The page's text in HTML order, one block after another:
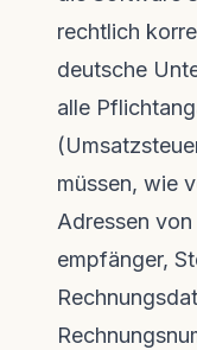
rechtlich
deutsche
alle
müssen, wie
Adressen
empfänger,